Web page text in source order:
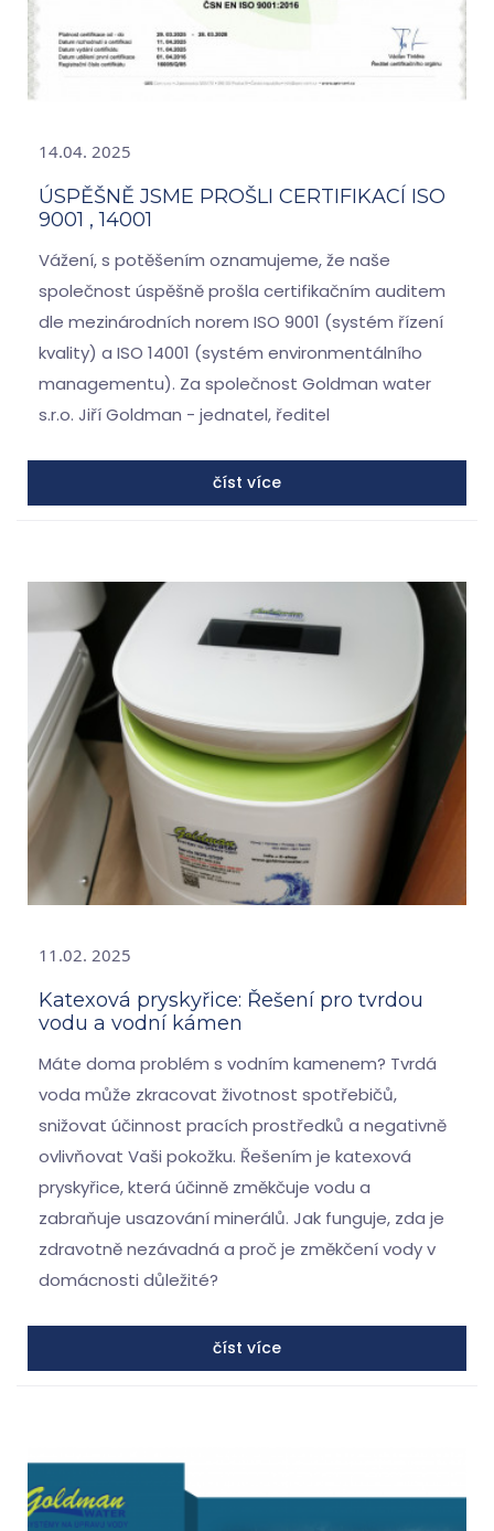
14.04. 2025
ÚSPĚŠNĚ JSME PROŠLI CERTIFIKACÍ ISO
9001 , 14001
Vážení, s potěšením oznamujeme, že naše
společnost úspěšně prošla certifikačním auditem
dle mezinárodních norem ISO 9001 (systém řízení
kvality) a ISO 14001 (systém environmentálního
managementu). Za společnost Goldman water
s.r.o. Jiří Goldman - jednatel, ředitel
číst více
11.02. 2025
Katexová pryskyřice: Řešení pro tvrdou
vodu a vodní kámen
Máte doma problém s vodním kamenem? Tvrdá
voda může zkracovat životnost spotřebičů,
snižovat účinnost pracích prostředků a negativně
ovlivňovat Vaši pokožku. Řešením je katexová
pryskyřice, která účinně změkčuje vodu a
zabraňuje usazování minerálů. Jak funguje, zda je
zdravotně nezávadná a proč je změkčení vody v
domácnosti důležité?
číst více